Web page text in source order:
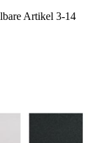
Artikel 3-14